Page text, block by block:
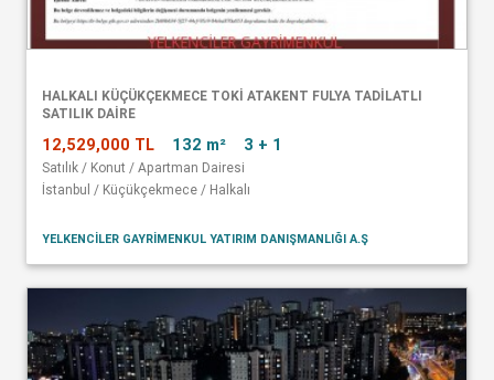
HALKALI KÜÇÜKÇEKMECE TOKİ ATAKENT FULYA TADİLATLI
SATILIK DAİRE
12,529,000 TL 132 m² 3 + 1
Satılık / Konut / Apartman Dairesi
İstanbul / Küçükçekmece / Halkalı
YELKENCİLER GAYRİMENKUL YATIRIM DANIŞMANLIĞI A.Ş